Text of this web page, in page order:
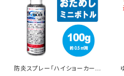
防炎スプレー「ハイショーカー」